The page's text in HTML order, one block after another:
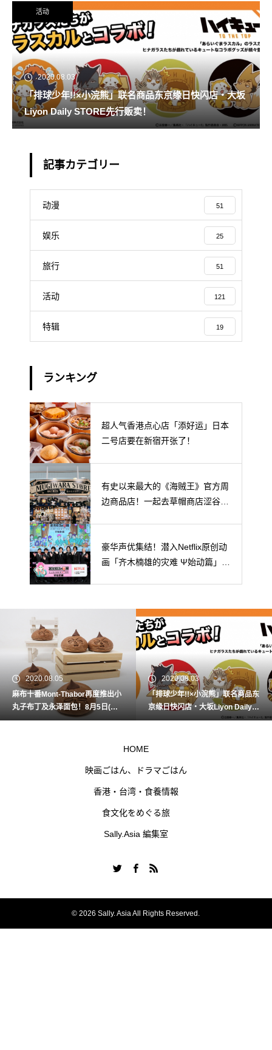
活动
2020.08.03
「排球少年!!×小浣熊」联名商品东京缘日快闪店・大坂
Liyon Daily STORE先行贩卖！
記事カテゴリー
动漫 51
娱乐 25
旅行 51
活动 121
特辑 19
ランキング
超人气香港点心店「添好运」日本
二号店要在新宿开张了！
有史以来最大的《海贼王》官方周
边商品店！一起去草帽商店涩谷本
豪华声优集结！潜入Netflix原创动
画「齐木楠雄的灾难 Ψ始动篇」上
2020.08.05
麻布十番Mont-Thabor再度推出小
丸子布丁及永泽面包！8月5日(三)
起开始贩卖！
2020.08.03
「排球少年!!×小浣熊」联名商品东
京缘日快闪店・大坂Liyon Daily S
TORE先行贩卖！
HOME
映画ごはん、ドラマごはん
香港・台湾・食養情報
食文化をめぐる旅
Sally.Asia 編集室
© 2026 Sally. Asia All Rights Reserved.